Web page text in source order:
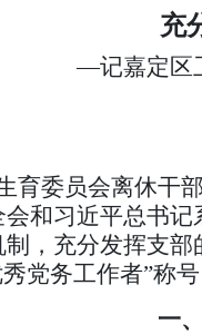
充
—记嘉定区
育委员会离休干
和习近平总书
，充分发挥支
党务工作者”称
一